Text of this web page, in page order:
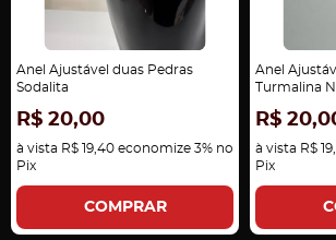
Anel Ajustável duas Pedras
Sodalita
R$ 20,00
à vista R$ 19,40 economize 3% no
Pix
COMPRAR
Anel
Turmalina
R$
à vista R$
Pix